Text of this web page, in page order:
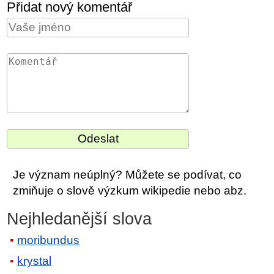
Přidat nový komentář
Je význam neúplný? Můžete se podívat, co
zmiňuje o slově výzkum wikipedie nebo abz.
Nejhledanější slova
moribundus
krystal